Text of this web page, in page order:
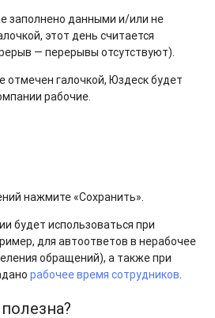
заполнено данными и/или не
этот день считается
— перерывы отсутствуют).
отмечен галочкой, Юздеск будет
рабочие.
нажмите «Сохранить».
будет использоваться при
для автоответов в нерабочее
обращений), а также при
рабочее время сотрудников.